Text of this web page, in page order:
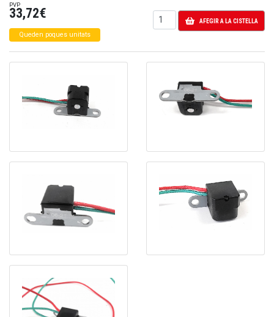
PVP
33,72€
Queden poques unitats
AFEGIR A LA CISTELLA